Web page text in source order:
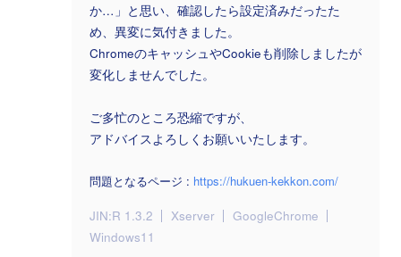
か…」と思い、確認したら設定済みだったた
め、異変に気付きました。
ChromeのキャッシュやCookieも削除しましたが
変化しませんでした。
ご多忙のところ恐縮ですが、
アドバイスよろしくお願いいたします。
問題となるページ : https://hukuen-kekkon.com/
JIN:R 1.3.2 Xserver
GoogleChrome
Windows11